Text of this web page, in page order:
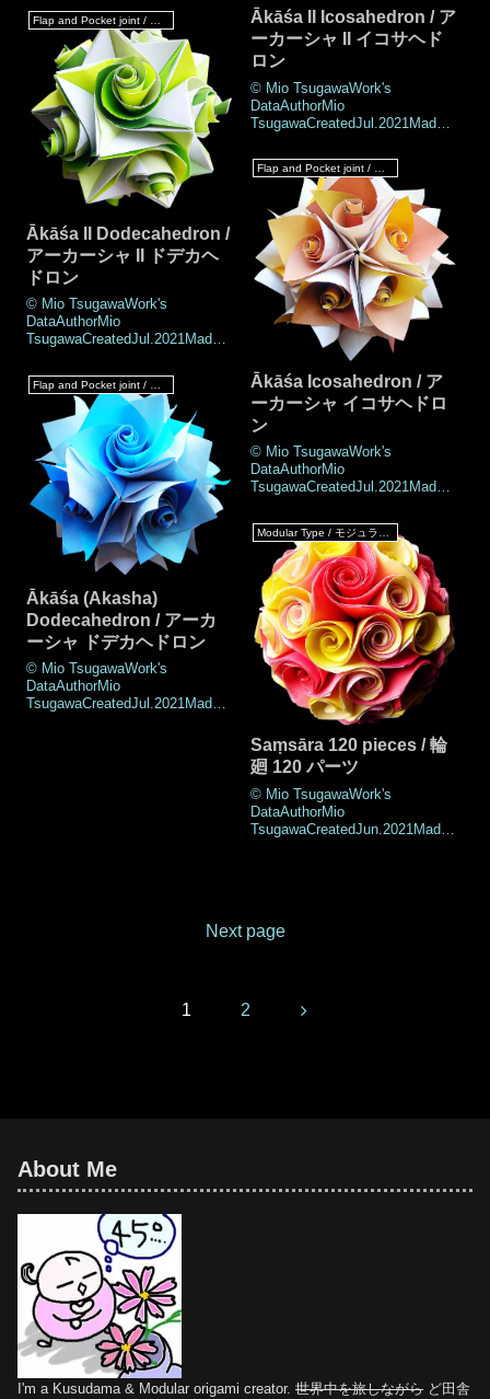
of parts60 piecesPaper size7.5
cm (Square paper)Joining
materialsNo use (No
glued)Joining methodFlap and
Pocket joint, Roll jointNotesTwo
methods are
Ākāśa II Icosahedron / ア
ーカーシャ II イコサヘド
ロン
© Mio TsugawaWork's
DataAuthorMio
TsugawaCreatedJul.2021MadeJ
of parts60 piecesPaper size7.5
cm (Square paper)Joining
materialsNo use (No
glued)Joining methodRoll joint,
Flap and Pocket jointNotesThis
is the work
Flap and Pocket joint / フラップ & ポケットジョイント
Ākāśa II Dodecahedron /
アーカーシャ II ドデカヘ
ドロン
© Mio TsugawaWork's
DataAuthorMio
TsugawaCreatedJul.2021MadeJ
of parts60 piecesPaper size7.5
cm (Square paper)Joining
materialsNo use (No
glued)Joining methodRoll joint,
Flap and Pocket
jointNotesThere are a lot
Ākāśa Icosahedron / ア
ーカーシャ イコサヘドロ
ン
© Mio TsugawaWork's
DataAuthorMio
TsugawaCreatedJul.2021MadeJ
of parts60 piecesPaper size7.5
cm (Square paper)Joining
materialsNo use (No
glued)Joining methodRoll joint,
Flap and Pocket
jointNotesThere are two wa
Ākāśa (Akasha)
Dodecahedron / アーカ
ーシャ ドデカヘドロン
© Mio TsugawaWork's
DataAuthorMio
TsugawaCreatedJul.2021MadeJ
Saṃsāra 120 pieces / 輪
廻 120 パーツ
© Mio TsugawaWork's
DataAuthorMio
TsugawaCreatedJun.2021MadeJ
jointNotesIt's no impossible but
Next page
1 2 Next
About Me
I'm a Kusudama & Modular origami creator. 世界中を旅しながら ど田舎